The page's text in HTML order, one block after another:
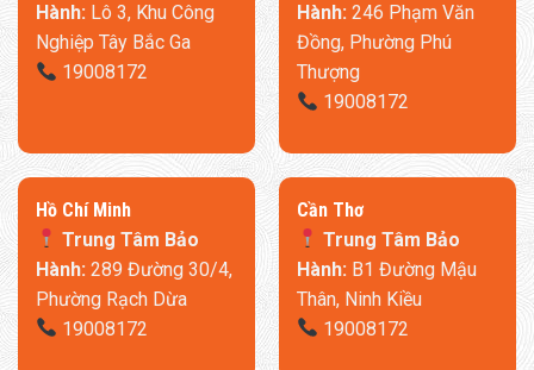
Hành:Lô 3, Khu Công
Nghiệp Tây Bắc Ga
19008172
Hành:246 Phạm Văn
Đồng, Phường Phú
Thượng
19008172
​Hồ Chí Minh
Trung Tâm Bảo
Hành:289 Đường 30/4,
Phường Rạch Dừa
19008172
Cần Thơ
Trung Tâm Bảo
Hành:B1 Đường Mậu
Thân, Ninh Kiều
19008172